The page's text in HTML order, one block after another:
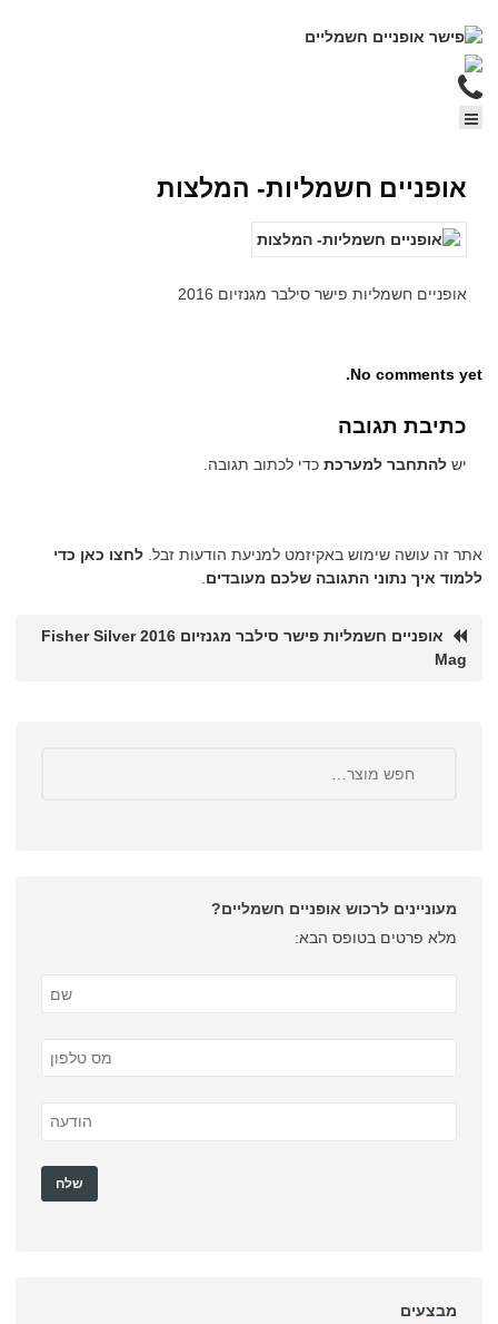
אופניים חשמליות- המלצות
אופניים חשמליות פישר סילבר מגנזיום 2016
No comments yet.
כתיבת תגובה
יש להתחבר למערכת כדי לכתוב תגובה.
אתר זה עושה שימוש באקיזמט למניעת הודעות זבל. לחצו כאן כדי
ללמוד איך נתוני התגובה שלכם מעובדים
אופניים חשמליות פישר סילבר מגנזיום 2016 Fisher Silver
Mag
מעוניינים לרכוש אופניים חשמליים?
מלא פרטים בטופס הבא:
מבצעים